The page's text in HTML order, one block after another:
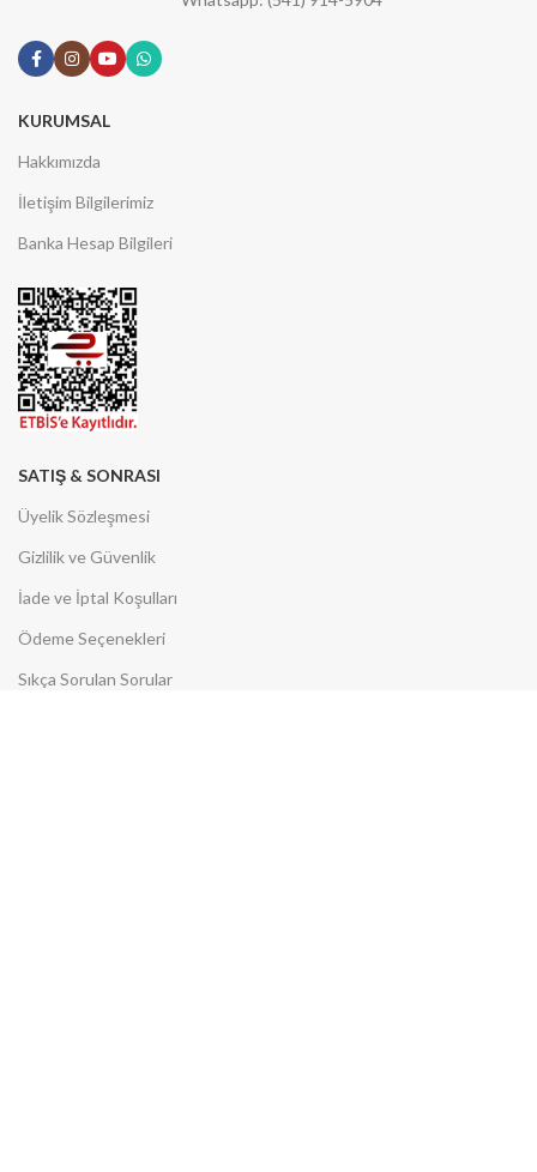
KURUMSAL
Hakkımızda
İletişim Bilgilerimiz
Banka Hesap Bilgileri
SATIŞ & SONRASI
Üyelik Sözleşmesi
Gizlilik ve Güvenlik
İade ve İptal Koşulları
Ödeme Seçenekleri
Sıkça Sorulan Sorular